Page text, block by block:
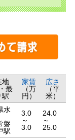
地
最
駅
家賃
（万
円）
広さ
（平
米）
水
磐
駅
3.0
～
3.0
24.0
～
25.0